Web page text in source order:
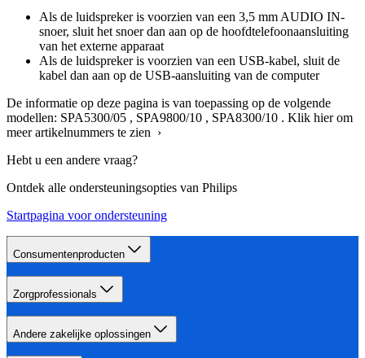
Als de luidspreker is voorzien van een 3,5 mm AUDIO IN-
snoer, sluit het snoer dan aan op de hoofdtelefoonaansluiting
van het externe apparaat
Als de luidspreker is voorzien van een USB-kabel, sluit de
kabel dan aan op de USB-aansluiting van de computer
De informatie op deze pagina is van toepassing op de volgende
modellen: SPA5300/05 , SPA9800/10 , SPA8300/10 . Klik hier om
meer artikelnummers te zien ›
Hebt u een andere vraag?
Ontdek alle ondersteuningsopties van Philips
Startpagina voor ondersteuning
Consumentenproducten
Zorgprofessionals
Andere zakelijke oplossingen